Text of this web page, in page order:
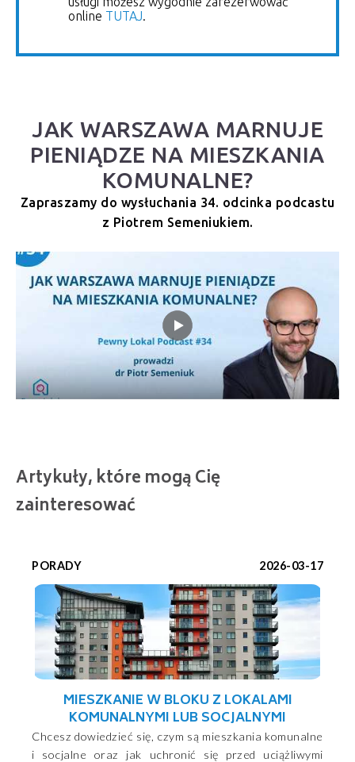
online TUTAJ.
JAK WARSZAWA MARNUJE
PIENIĄDZE NA MIESZKANIA
KOMUNALNE?
Zapraszamy do wysłuchania 34. odcinka podcastu
z Piotrem Semeniukiem.
Artykuły, które mogą Cię
zainteresować
PORADY 2026-03-17
MIESZKANIE W BLOKU Z LOKALAMI
KOMUNALNYMI LUB SOCJALNYMI
Chcesz dowiedzieć się, czym są mieszkania komunalne
i socjalne oraz jak uchronić się przed uciążliwymi